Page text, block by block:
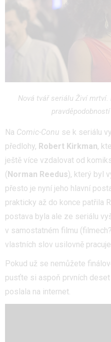
Nová tvář seriálu Živí
Na Comic-Conu se k seriálu
předlohy, Robert Kirkman,
ještě více vzdalovat od
(Norman Reedus), který byl
přesto je nyní jeho hlavní
prakticky až do konce patřila
postava byla ale ze seriálu
v samostatném filmu
vlastních slov usilovně
Pokud už se nemůžete
pusťte si aspoň prvních
poslala na internet.